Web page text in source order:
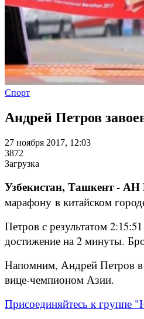
Спорт
Андрей Петров
27 ноября 2017, 12:03
3872
Загрузка
Узбекистан, Ташкент - АН
марафону в китайском
Петров с результатом
достижение на 2 минуты.
Напомним, Андрей Петров в
вице-чемпионом Азии.
Присоединяйтесь к группе